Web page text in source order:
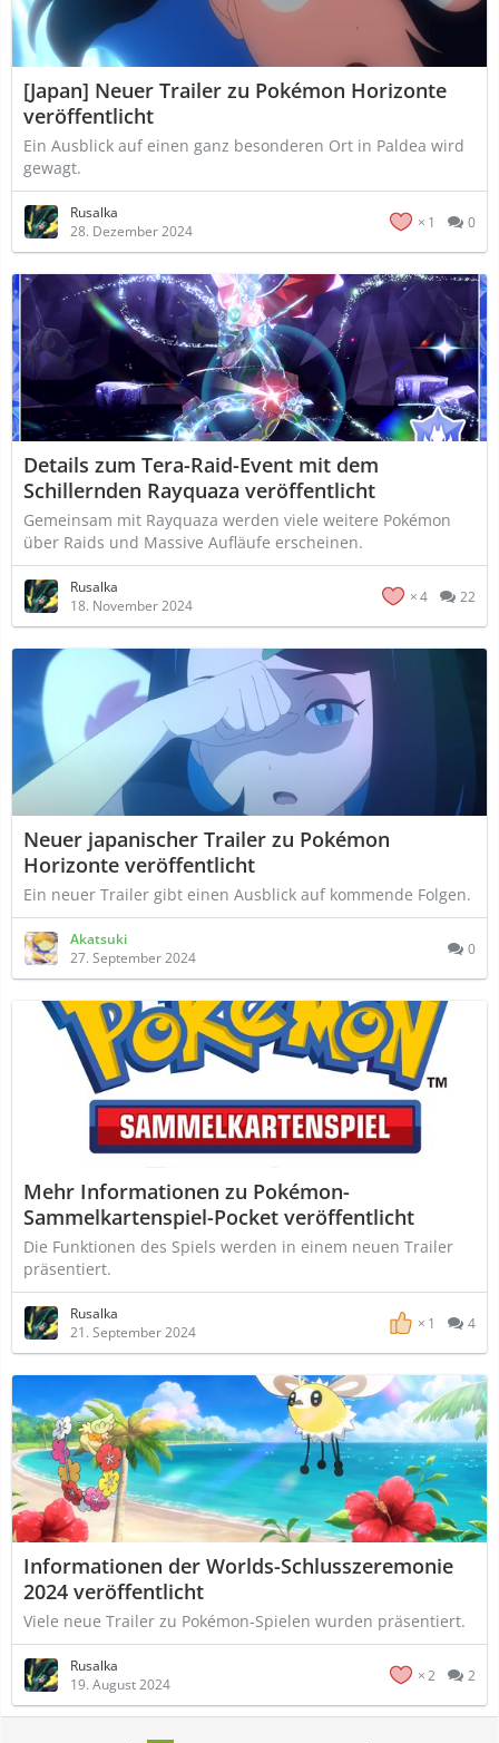
[Japan] Neuer Trailer zu Pokémon Horizonte
veröffentlicht
Ein Ausblick auf einen ganz besonderen Ort in Paldea wird
gewagt.
Rusalka
28. Dezember 2024
1 0
Details zum Tera-Raid-Event mit dem
Schillernden Rayquaza veröffentlicht
Gemeinsam mit Rayquaza werden viele weitere Pokémon
über Raids und Massive Aufläufe erscheinen.
Rusalka
18. November 2024
4 22
Neuer japanischer Trailer zu Pokémon
Horizonte veröffentlicht
Ein neuer Trailer gibt einen Ausblick auf kommende Folgen.
Akatsuki
27. September 2024
0
Mehr Informationen zu Pokémon-
Sammelkartenspiel-Pocket veröffentlicht
Die Funktionen des Spiels werden in einem neuen Trailer
präsentiert.
Rusalka
21. September 2024
1 4
Informationen der Worlds-Schlusszeremonie
2024 veröffentlicht
Viele neue Trailer zu Pokémon-Spielen wurden präsentiert.
Rusalka
19. August 2024
2 2